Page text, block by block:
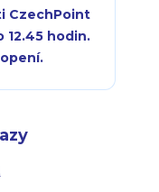
CzechPoint
12.45 hodin.